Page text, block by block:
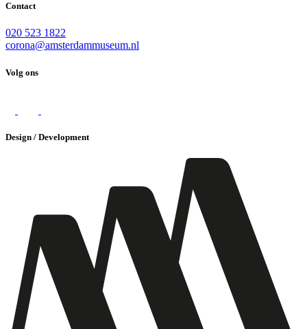
Contact
020 523 1822
corona@amsterdammuseum.nl
Volg ons
Design / Development